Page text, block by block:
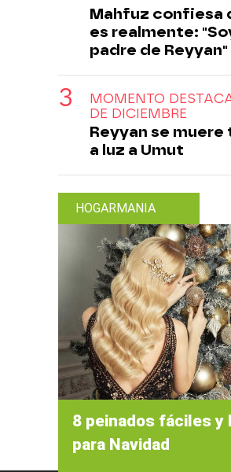
Mahfuz confiesa
es realmente:
padre de Reyyan"
MOMENTO
DE DICIEMBRE
Reyyan se muere
a luz a Umut
HOGARMANIA
8 peinados fáciles y
para Navidad